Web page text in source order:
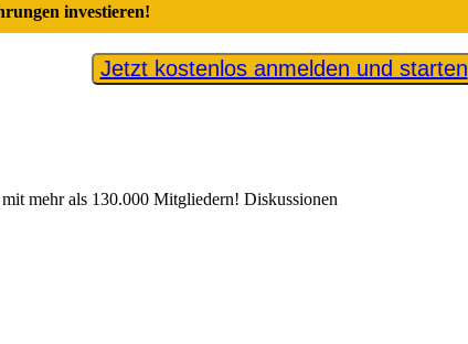
investieren!
Jetzt kostenlos anmelden und starten
mehr als 130.000 Mitgliedern! Diskussionen